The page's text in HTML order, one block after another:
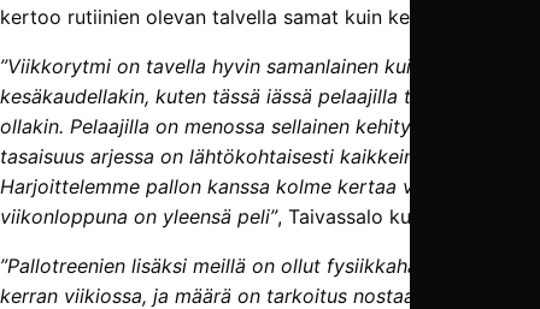
kertoo rutiinien olevan talvella samat kuin kesälläkin.
”Viikkorytmi on tavella hyvin samanlainen kuin
kesäkaudellakin, kuten tässä iässä pelaajilla tarvitsee
ollakin. Pelaajilla on menossa sellainen kehitysvaihe, jossa
tasaisuus arjessa on lähtökohtaisesti kaikkein paras.
Harjoittelemme pallon kanssa kolme kertaa viikossa, ja
viikonloppuna on yleensä peli”, Taivassalo kuvailee.
”Pallotreenien lisäksi meillä on ollut fysiikkaharjoitukset
kerran viikiossa, ja määrä on tarkoitus nostaa kevään